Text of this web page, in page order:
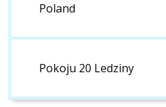
Poland
Pokoju 20 Ledziny